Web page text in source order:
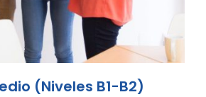
(Niveles B1-B2)